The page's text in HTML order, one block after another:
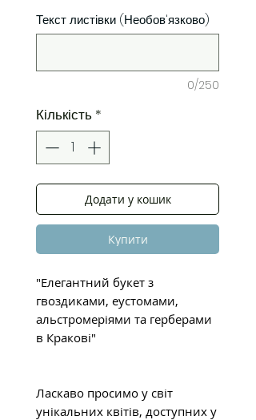
Текст листівки (Необов'язково)
0/250
Кількість *
Додати у кошик
Купити
"Елегантний букет з
гвоздиками, еустомами,
альстромеріями та герберами
в Кракові"
Ласкаво просимо у світ
унікальних квітів, доступних у